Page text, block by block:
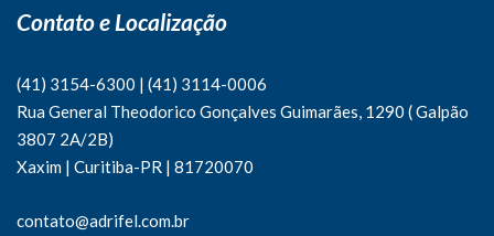
Contato e Localização
(41) 3154-6300 | (41) 3114-0006
Rua General Theodorico Gonçalves Guimarães, 1290 ( Galpão
3807 2A/2B)
Xaxim | Curitiba-PR | 81720070
contato@adrifel.com.br